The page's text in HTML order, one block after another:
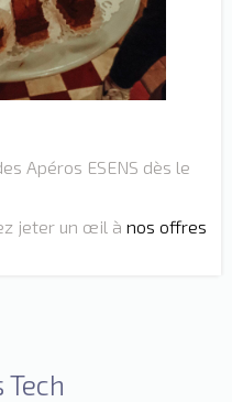
Apéros ESENS dès le
jeter un œil à nos offres